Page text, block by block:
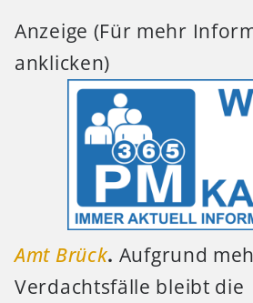
Anzeige (Für mehr
anklicken)
Amt Brück. Aufgrund
Verdachtsfälle bleibt die